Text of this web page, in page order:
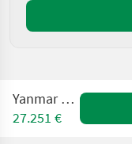
Yanmar VIO 23
27.251 €